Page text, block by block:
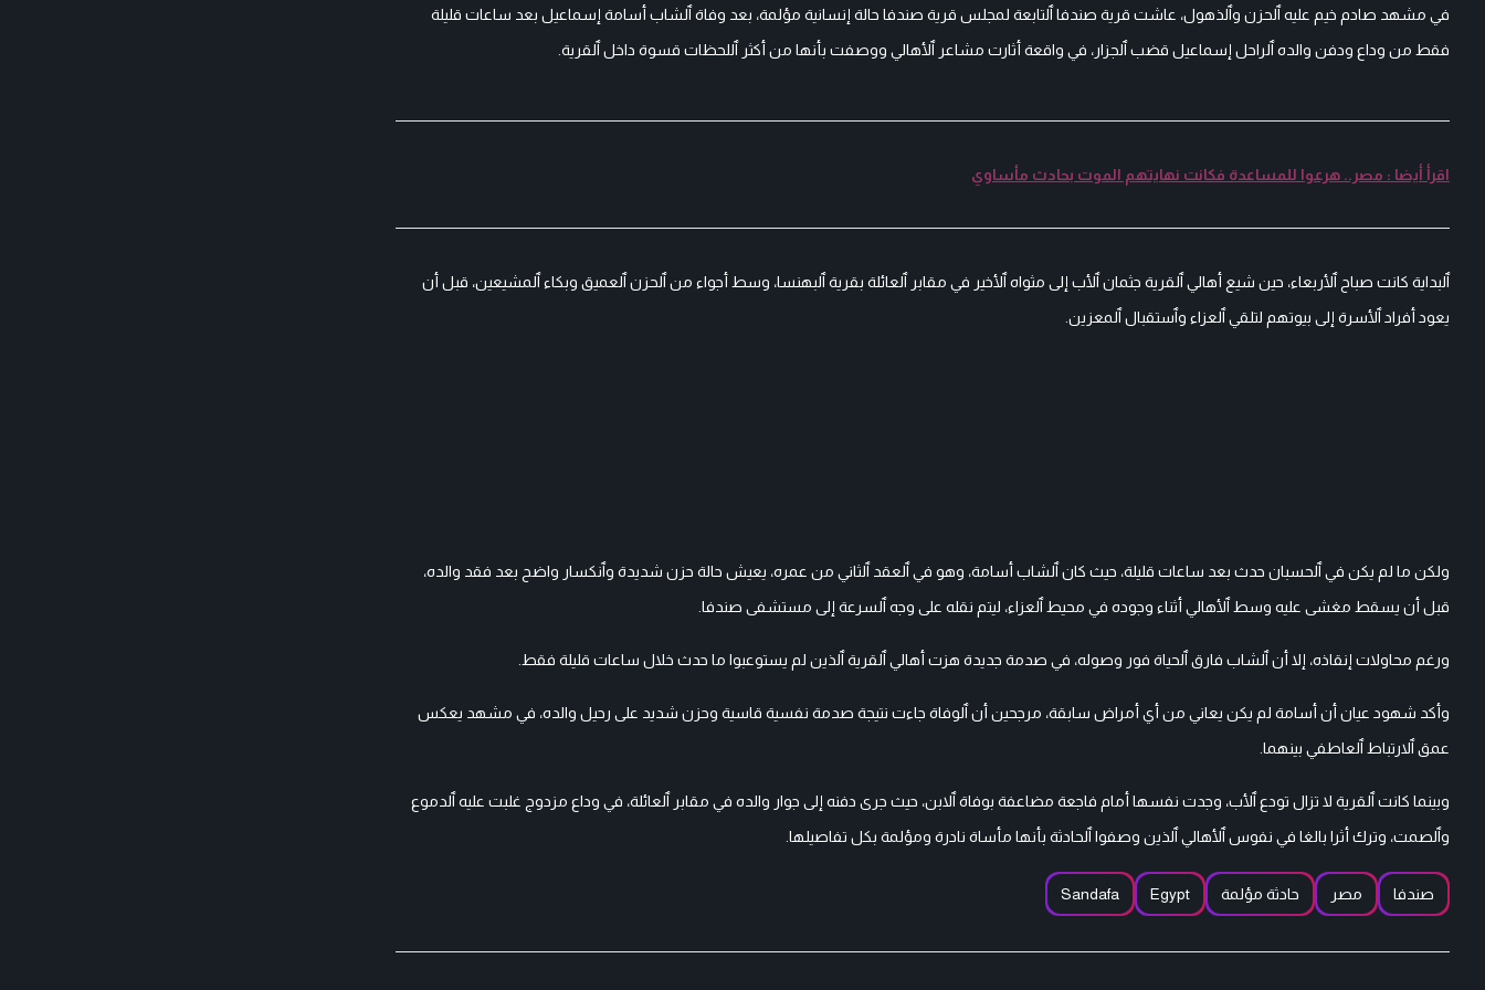
في مشهد صادم خيم عليه ٱلحزن وٱلذهول، عاشت قرية صندفا ٱلتابعة لمجلس قرية صندفا حالة إنسانية مؤلمة، بعد وفاة ٱلشاب أسامة إسماعيل بعد ساعات قليلة
فقط من وداع ودفن والده ٱلراحل إسماعيل قضب ٱلجزار، في واقعة أثارت مشاعر ٱلأهالي ووصفت بأنها من أكثر ٱللحظات قسوة داخل ٱلقرية.
اقرأ أيضا : مصر.. هرعوا للمساعدة فكانت نهايتهم الموت بحادث مأساوي
ٱلبداية كانت صباح ٱلأربعاء، حين شيع أهالي ٱلقرية جثمان ٱلأب إلى مثواه ٱلأخير في مقابر ٱلعائلة بقرية ٱلبهنسا، وسط أجواء من ٱلحزن ٱلعميق وبكاء ٱلمشيعين، قبل أن
يعود أفراد ٱلأسرة إلى بيوتهم لتلقي ٱلعزاء وٱستقبال ٱلمعزين.
ولكن ما لم يكن في ٱلحسبان حدث بعد ساعات قليلة، حيث كان ٱلشاب أسامة، وهو في ٱلعقد ٱلثاني من عمره، يعيش حالة حزن شديدة وٱنكسار واضح بعد فقد والده،
قبل أن يسقط مغشى عليه وسط ٱلأهالي أثناء وجوده في محيط ٱلعزاء، ليتم نقله على وجه ٱلسرعة إلى مستشفى صندفا.
ورغم محاولات إنقاذه، إلا أن ٱلشاب فارق ٱلحياة فور وصوله، في صدمة جديدة هزت أهالي ٱلقرية ٱلذين لم يستوعبوا ما حدث خلال ساعات قليلة فقط.
وأكد شهود عيان أن أسامة لم يكن يعاني من أي أمراض سابقة، مرجحين أن ٱلوفاة جاءت نتيجة صدمة نفسية قاسية وحزن شديد على رحيل والده، في مشهد يعكس
عمق ٱلارتباط ٱلعاطفي بينهما.
وبينما كانت ٱلقرية لا تزال تودع ٱلأب، وجدت نفسها أمام فاجعة مضاعفة بوفاة ٱلابن، حيث جرى دفنه إلى جوار والده في مقابر ٱلعائلة، في وداع مزدوج غلبت عليه ٱلدموع
وٱلصمت، وترك أثرا بالغا في نفوس ٱلأهالي ٱلذين وصفوا ٱلحادثة بأنها مأساة نادرة ومؤلمة بكل تفاصيلها.
صندفا مصر حادثة مؤلمة Egypt
Sandafa